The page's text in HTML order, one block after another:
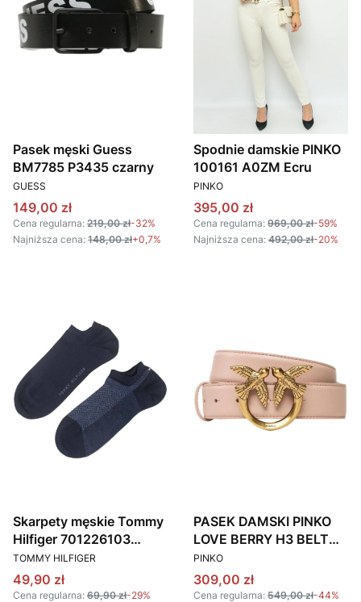
Pasek męski Guess
BM7785 P3435 czarny
PRODUCENT
GUESS
Cena promocyjna
149,00 zł
Cena regularna: 219,00 zł-32%
Najniższa cena: 148,00 zł+0,7%
Spodnie damskie PINKO
100161 A0ZM Ecru
PRODUCENT
PINKO
Cena promocyjna
395,00 zł
Cena regularna: 969,00 zł-59%
Najniższa cena: 492,00 zł-20%
Skarpety męskie Tommy
Hilfiger 701226103
granatowy (2 PACK)
PRODUCENT
TOMMY HILFIGER
Cena promocyjna
49,90 zł
Cena regularna: 69,90 zł-29%
PASEK DAMSKI PINKO
LOVE BERRY H3 BELT
100125 A0F1 PUDROWY
RÓŻ
PRODUCENT
PINKO
Cena promocyjna
309,00 zł
Cena regularna: 549,00 zł-44%